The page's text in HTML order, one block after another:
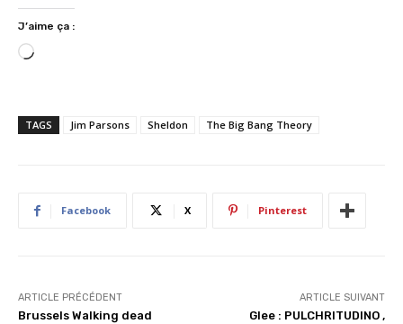
J’aime ça :
C
r
g
n
TAGS Jim Parsons Sheldon The Big Bang Theory
Facebook X Pinterest
ARTICLE PRÉCÉDENT
Brussels Walking dead
ARTICLE SUIVANT
Glee : PULCHRITUDINO ,